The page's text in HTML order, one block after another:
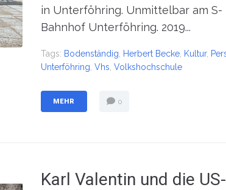
in Unterföhring. Unmittelbar am S-
Bahnhof Unterföhring. 2019...
Tags: Bodenständig Herbert Becke Kultur,
Unterföhring Vhs Volkshochschule
MEHR 0
Karl Valentin und die